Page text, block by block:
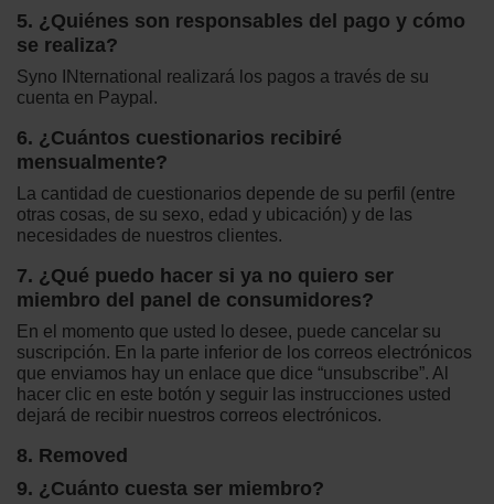
5. ¿Quiénes son responsables del pago y cómo
se realiza?
Syno INternational realizará los pagos a través de su
cuenta en Paypal.
6. ¿Cuántos cuestionarios recibiré
mensualmente?
La cantidad de cuestionarios depende de su perfil (entre
otras cosas, de su sexo, edad y ubicación) y de las
necesidades de nuestros clientes.
7. ¿Qué puedo hacer si ya no quiero ser
miembro del panel de consumidores?
En el momento que usted lo desee, puede cancelar su
suscripción. En la parte inferior de los correos electrónicos
que enviamos hay un enlace que dice “unsubscribe”. Al
hacer clic en este botón y seguir las instrucciones usted
dejará de recibir nuestros correos electrónicos.
8. Removed
9. ¿Cuánto cuesta ser miembro?